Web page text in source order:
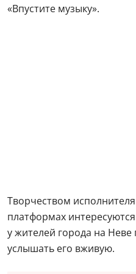
«Впустите музыку».
Творчеством
платформах
у жителей города на
услышать его вживую.